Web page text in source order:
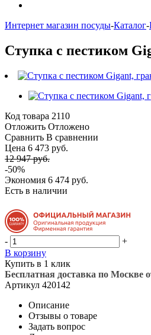
Интернет магазин посуды-Каталог-
Ступка с пестиком
Код товара 2110
Отложить Отложено
Сравнить В сравнении
Цена 6 473 руб.
12 947 руб.
-50%
Экономия 6 474 руб.
Есть в наличии
-
+
В корзину
Купить в 1 клик
Бесплатная доставка по Москве
Артикул 420142
Описание
Отзывы о товаре
Задать вопрос